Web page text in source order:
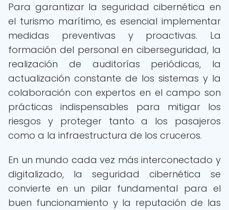
Para garantizar la seguridad cibernética en
el turismo marítimo, es esencial implementar
medidas preventivas y proactivas. La
formación del personal en ciberseguridad, la
realización de auditorías periódicas, la
actualización constante de los sistemas y la
colaboración con expertos en el campo son
prácticas indispensables para mitigar los
riesgos y proteger tanto a los pasajeros
como a la infraestructura de los cruceros.
En un mundo cada vez más interconectado y
digitalizado, la seguridad cibernética se
convierte en un pilar fundamental para el
buen funcionamiento y la reputación de las